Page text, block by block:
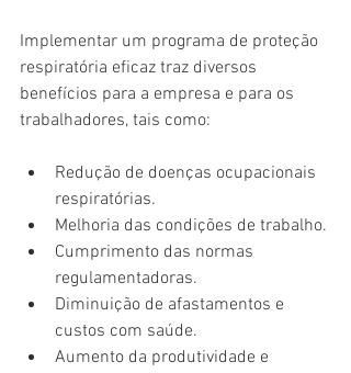
Implementar um programa de proteção
respiratória eficaz traz diversos
benefícios para a empresa e para os
trabalhadores, tais como:
Redução de doenças ocupacionais
respiratórias.
Melhoria das condições de trabalho.
Cumprimento das normas
regulamentadoras.
Diminuição de afastamentos e
custos com saúde.
Aumento da produtividade e